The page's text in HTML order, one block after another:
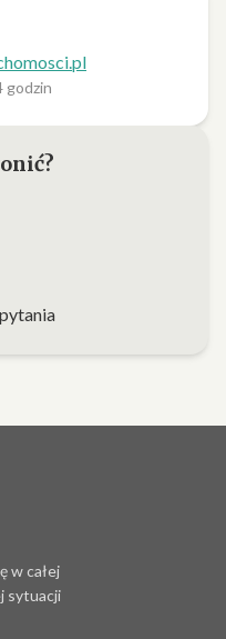
godzin
w całej
sytuacji